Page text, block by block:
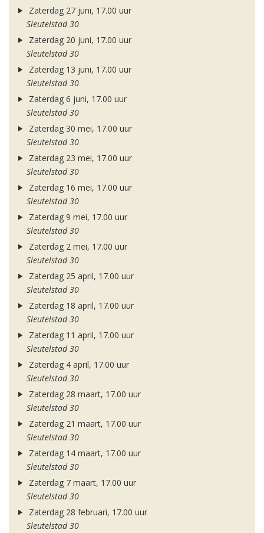
Zaterdag 27 juni, 17.00 uur
Sleutelstad 30
Zaterdag 20 juni, 17.00 uur
Sleutelstad 30
Zaterdag 13 juni, 17.00 uur
Sleutelstad 30
Zaterdag 6 juni, 17.00 uur
Sleutelstad 30
Zaterdag 30 mei, 17.00 uur
Sleutelstad 30
Zaterdag 23 mei, 17.00 uur
Sleutelstad 30
Zaterdag 16 mei, 17.00 uur
Sleutelstad 30
Zaterdag 9 mei, 17.00 uur
Sleutelstad 30
Zaterdag 2 mei, 17.00 uur
Sleutelstad 30
Zaterdag 25 april, 17.00 uur
Sleutelstad 30
Zaterdag 18 april, 17.00 uur
Sleutelstad 30
Zaterdag 11 april, 17.00 uur
Sleutelstad 30
Zaterdag 4 april, 17.00 uur
Sleutelstad 30
Zaterdag 28 maart, 17.00 uur
Sleutelstad 30
Zaterdag 21 maart, 17.00 uur
Sleutelstad 30
Zaterdag 14 maart, 17.00 uur
Sleutelstad 30
Zaterdag 7 maart, 17.00 uur
Sleutelstad 30
Zaterdag 28 februari, 17.00 uur
Sleutelstad 30